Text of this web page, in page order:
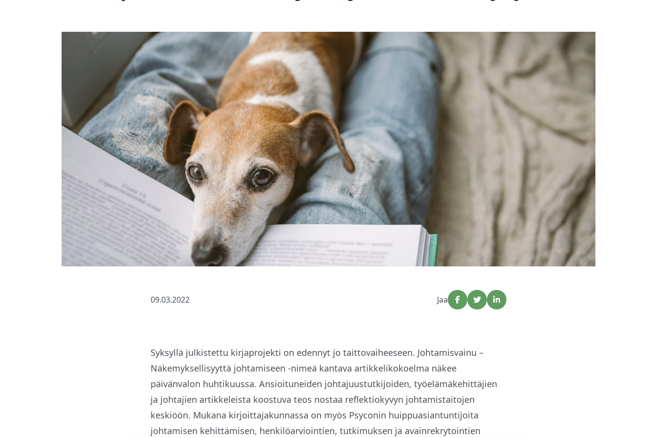
09.03.2022 Jaa
Syksyllä julkistettu kirjaprojekti on edennyt jo taittovaiheeseen. Johtamisvainu –
Näkemyksellisyyttä johtamiseen -nimeä kantava artikkelikokoelma näkee
päivänvalon huhtikuussa. Ansioituneiden johtajuustutkijoiden, työelämäkehittäjien
ja johtajien artikkeleista koostuva teos nostaa reflektiokyvyn johtamistaitojen
keskiöön. Mukana kirjoittajakunnassa on myös Psyconin huippuasiantuntijoita
johtamisen kehittämisen, henkilöarviointien, tutkimuksen ja avainrekrytointien